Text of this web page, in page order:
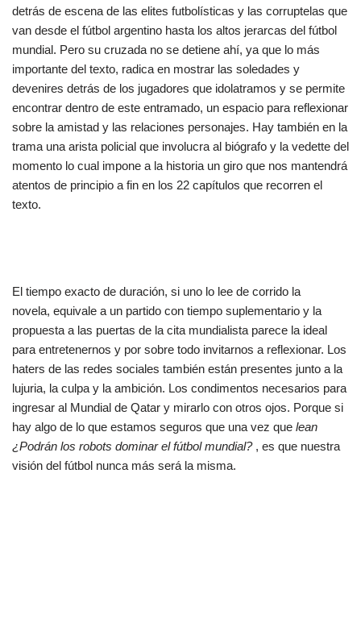
detrás de escena de las elites futbolísticas y las corruptelas que
van desde el fútbol argentino hasta los altos jerarcas del fútbol
mundial. Pero su cruzada no se detiene ahí, ya que lo más
importante del texto, radica en mostrar las soledades y
devenires detrás de los jugadores que idolatramos y se permite
encontrar dentro de este entramado, un espacio para reflexionar
sobre la amistad y las relaciones personajes. Hay también en la
trama una arista policial que involucra al biógrafo y la vedette del
momento lo cual impone a la historia un giro que nos mantendrá
atentos de principio a fin en los 22 capítulos que recorren el
texto.
El tiempo exacto de duración, si uno lo lee de corrido la
novela, equivale a un partido con tiempo suplementario y la
propuesta a las puertas de la cita mundialista parece la ideal
para entretenernos y por sobre todo invitarnos a reflexionar. Los
haters de las redes sociales también están presentes junto a la
lujuria, la culpa y la ambición. Los condimentos necesarios para
ingresar al Mundial de Qatar y mirarlo con otros ojos. Porque si
hay algo de lo que estamos seguros que una vez que lean
¿Podrán los robots dominar el fútbol mundial?, es que nuestra
visión del fútbol nunca más será la misma.